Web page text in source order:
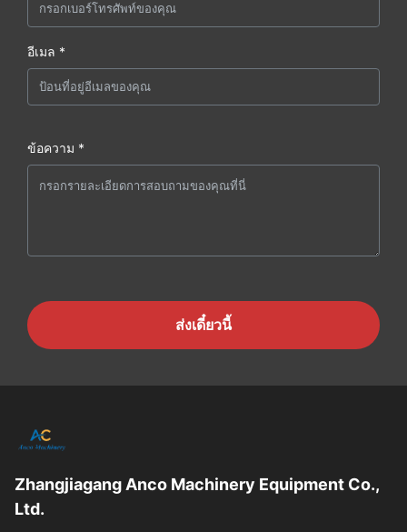
อีเมล *
ข้อความ *
ส่งเดี๋ยวนี้
Zhangjiagang Anco Machinery Equipment Co.,
Ltd.